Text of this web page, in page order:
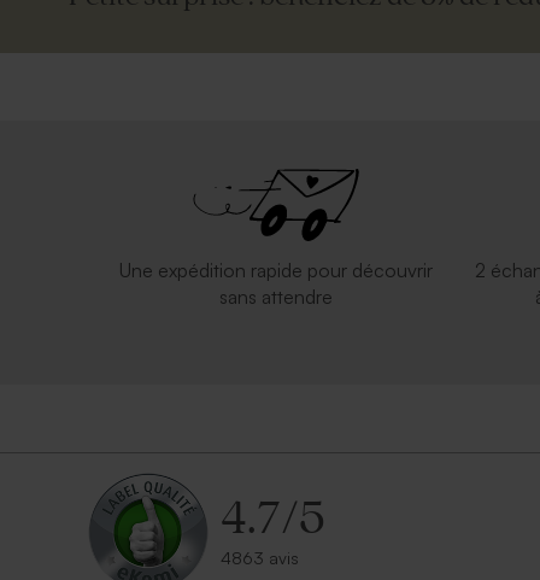
Une expédition rapide pour découvrir
sans attendre
2
4.7/5
4863 avis